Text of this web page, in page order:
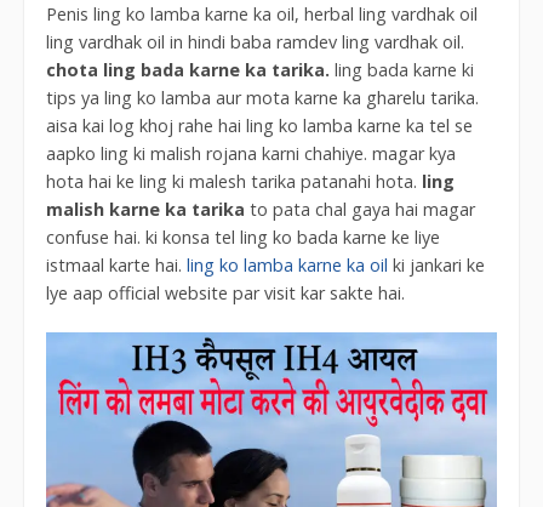
Penis ling ko lamba karne ka oil, herbal ling vardhak oil
ling vardhak oil in hindi baba ramdev ling vardhak oil.
chota ling bada karne ka tarika. ling bada karne ki
tips ya ling ko lamba aur mota karne ka gharelu tarika.
aisa kai log khoj rahe hai ling ko lamba karne ka tel se
aapko ling ki malish rojana karni chahiye. magar kya
hota hai ke ling ki malesh tarika patanahi hota. ling
malish karne ka tarika to pata chal gaya hai magar
confuse hai. ki konsa tel ling ko bada karne ke liye
istmaal karte hai. ling ko lamba karne ka oil ki jankari ke
lye aap official website par visit kar sakte hai.